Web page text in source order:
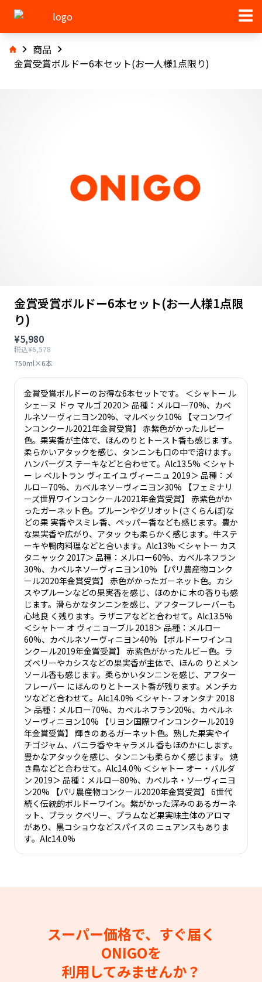
商品
金賞受賞ボルドー6本セット(お一人様1点限り)
金賞受賞ボルドー6本セット(お一人様1点限
り)
¥5,980
税込¥6,578
750ml×6本
金賞受賞ボルドーのお得な6本セットです。 ＜シャトー ル
シェーヌ ドゥ マルゴ 2020＞ 品種：メルロー70%、カベ
ルネソーヴィニヨン20%、マルベック10% 【マコンワイ
ンコンクール2021年金賞受賞】 赤紫色がかったルビー
色。果実香が主体で、ほんのりとトースト香も感じま す。
柔らかいアタックを感じ、タンニンも口の中で溶けます。
ハンバーグス テーキなどと合わせて。Alc13.5% ＜シャト
ー レ ベルトラン ヴィエイユ ヴィーニュ 2019＞ 品種：メ
ルロー70%、カベルネソーヴィニヨン30% 【フェミナリ
ーズ世界ワインコンクール2021年金賞受賞】 赤紫色がか
ったガーネット色。プルーンやグリオット(さくらんぼ)な
どの果 実香やスミレ香、ペッパー香なども感じます。豊か
な果実香や広がり、アタッ クも柔らかく感じます。牛ステ
ーキや鴨肉料理などと合います。Alc13% ＜シャトー カス
タニャック 2017＞ 品種：メルロー60%、カベルネフラン
30%、カベルネソーヴィニヨン10% 【パリ農産物コンク
ール2020年金賞受賞】 赤色がかったガーネット色。カシ
スやプルーンなどの果実香を感じ、ほのかに 木の香りも感
じます。滑らかなタンニンを感じ、アフターフレーバーも
心地良 く残ります。ラザニアなどと合わせて。Alc13.5%
＜シャトー オ ヴィニョーブル 2018＞ 品種：メルロー
60%、カベルネソーヴィニヨン40% 【ボルドーワインコ
ンクール2019年金賞受賞】 赤紫色がかったルビー色。ラ
ズベリーやカシスなどの果実香が主体で、ほんの りとメン
ソール香も感じます。柔らかいタンニンを感じ、アフター
フレーバー にほんのりとトースト香が残ります。メンチカ
ツなどと合わせて。Alc14.0% ＜シャト- フォンタナ 2018
＞ 品種：メルロー70%、カベルネフラン20%、カベルネ
ソーヴィニヨン10% 【リヨン国際ワインコンクール2019
年金賞受賞】 輝きのあるガーネット色。熟した果実やイ
チゴジャム、バニラ香やキャラメル 香もほのかにします。
豊かなアタックを感じ、タンニンも柔らかく感じます。 焼
き鳥などと合わせて。Alc14.0% ＜シャトー オー・バルダ
ン 2019＞ 品種：メルロー80%、カベルネ・ソーヴィニヨ
ン20% 【パリ農産物コンクール2020年金賞受賞】 6世代
続く伝統的ボルドーワイン。紫がかった深みのあるガーネ
ット、ブラッ クベリー、プラムなど果実味主体のアロマ
があり、黒コショウなどスパイスの ニュアンスもありま
す。Alc14.0%
スーパー価格で、すぐ届く
ONIGOを
利用してみませんか？